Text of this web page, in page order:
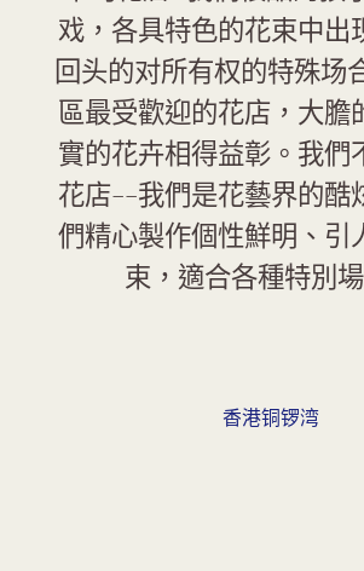
戏，各具特色的花束中出
回头的对所有权的特殊场
區最受歡迎的花店，大膽
實的花卉相得益彰。我們
花店--我們是花藝界的酷
們精心製作個性鮮明、引
束，適合各種特別
香港铜锣湾